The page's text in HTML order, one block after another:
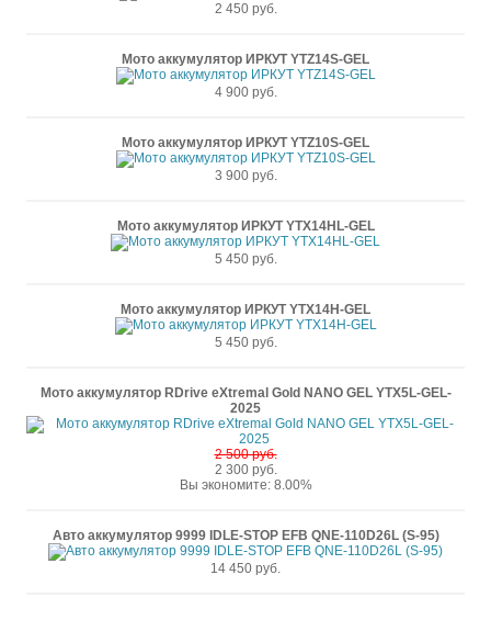
2 450 руб.
Мото аккумулятор ИРКУТ YTZ14S-GEL
4 900 руб.
Мото аккумулятор ИРКУТ YTZ10S-GEL
3 900 руб.
Мото аккумулятор ИРКУТ YTX14HL-GEL
5 450 руб.
Мото аккумулятор ИРКУТ YTX14H-GEL
5 450 руб.
Мото аккумулятор RDrive eXtremal Gold NANO GEL YTX5L-GEL-
2025
2 500 руб.
2 300 руб.
Вы экономите: 8.00%
Авто аккумулятор 9999 IDLE-STOP EFB QNE-110D26L (S-95)
14 450 руб.